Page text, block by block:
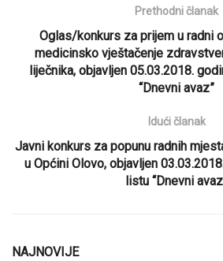
Prethodni članak
Oglas/konkurs za prijem u radni
medicinsko vještačenje
liječnika, objavljen 05.03.2018.
“Dnevni avaz”
Idući članak
Javni konkurs za popunu radnih
u Općini Olovo, objavljen
listu “Dnevni
NAJNOVIJE